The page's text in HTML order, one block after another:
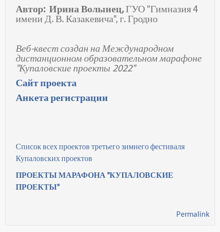
Автор: Ирина Волынец,ГУО "Гимназия 4
имени Д. В. Казакевича", г. Гродно
Веб-квест создан на Международном
дистанционном образовательном марафоне
"Купаловские проекты 2022"
Сайт проекта
Анкета регистрации
Список всех проектов третьего зимнего фестиваля
Купаловских проектов
ПРОЕКТЫ МАРАФОНА "КУПАЛОВСКИЕ
ПРОЕКТЫ"
Permalink